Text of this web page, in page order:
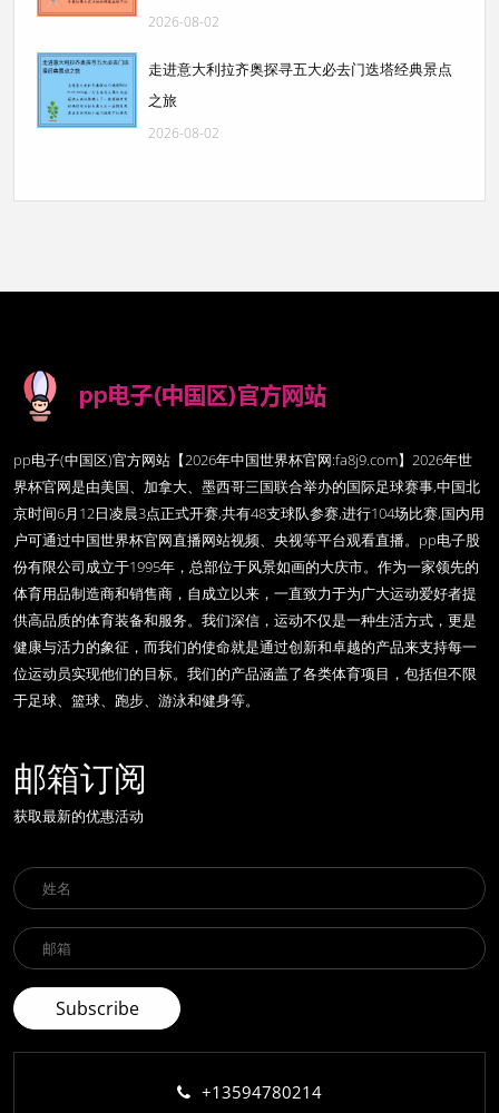
2026-08-02
走进意大利拉齐奥探寻五大必去门迭塔经典景点
之旅
2026-08-02
pp电子(中国区)官方网站【2026年中国世界杯官网:fa8j9.com】2026年世
界杯官网是由美国、加拿大、墨西哥三国联合举办的国际足球赛事,中国北
京时间6月12日凌晨3点正式开赛,共有48支球队参赛,进行104场比赛,国内用
户可通过中国世界杯官网直播网站视频、央视等平台观看直播。pp电子股
份有限公司成立于1995年，总部位于风景如画的大庆市。作为一家领先的
体育用品制造商和销售商，自成立以来，一直致力于为广大运动爱好者提
供高品质的体育装备和服务。我们深信，运动不仅是一种生活方式，更是
健康与活力的象征，而我们的使命就是通过创新和卓越的产品来支持每一
位运动员实现他们的目标。我们的产品涵盖了各类体育项目，包括但不限
于足球、篮球、跑步、游泳和健身等。
邮箱订阅
获取最新的优惠活动
+13594780214